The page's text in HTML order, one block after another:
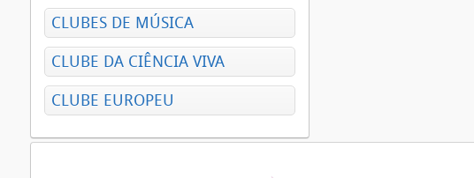
CLUBES DE MÚSICA
CLUBE DA CIÊNCIA VIVA
CLUBE EUROPEU